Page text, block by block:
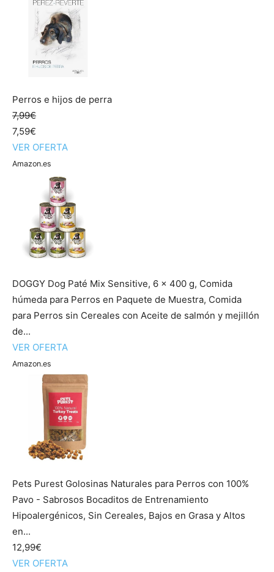
Perros e hijos de perra
7,99€
7,59€
VER OFERTA
Amazon.es
DOGGY Dog Paté Mix Sensitive, 6 x 400 g, Comida
húmeda para Perros en Paquete de Muestra, Comida
para Perros sin Cereales con Aceite de salmón y mejillón
de...
VER OFERTA
Amazon.es
Pets Purest Golosinas Naturales para Perros con 100%
Pavo - Sabrosos Bocaditos de Entrenamiento
Hipoalergénicos, Sin Cereales, Bajos en Grasa y Altos
en...
12,99€
VER OFERTA